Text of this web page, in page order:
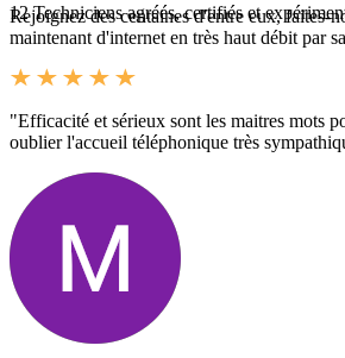
12Techniciens agréés, certifiés et
Rejoignez des centaines d'entre eux, faites-
maintenant d'internet en très haut débit par
"Efficacité et sérieux sont les maitres mots
oublier l'accueil téléphonique très